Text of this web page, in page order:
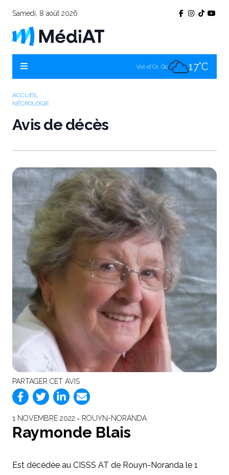
Samedi, 8 août 2026
Val-d'Or, Qc 17°C
ACCUEIL
NÉCROLOGIE
Avis de décès
PARTAGER CET AVIS
1 NOVEMBRE 2022 ‐ ROUYN-NORANDA
Raymonde Blais
Est décédée au CISSS AT de Rouyn-Noranda le 1